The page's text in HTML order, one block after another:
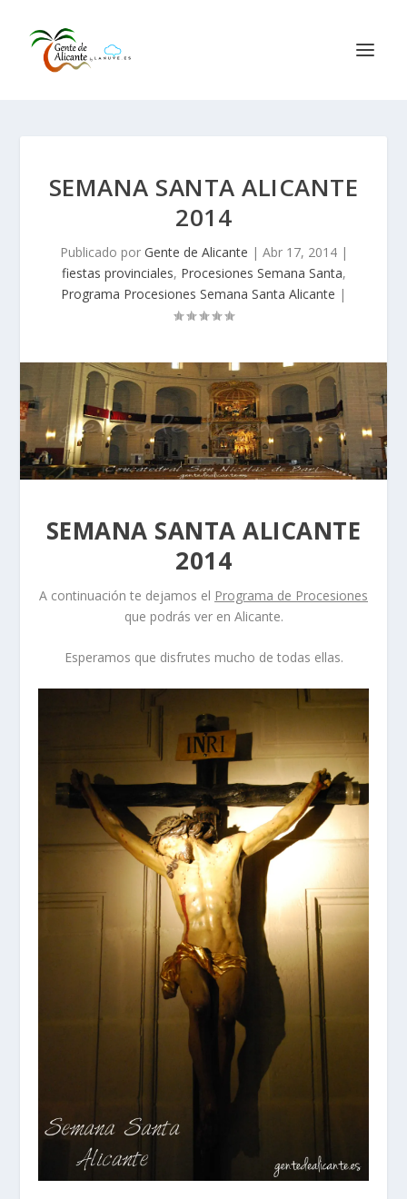
SEMANA SANTA ALICANTE
2014
Publicado por Gente de Alicante | Abr 17, 2014|
fiestas provinciales, Procesiones Semana Santa,
Programa Procesiones Semana Santa Alicante |
SEMANA SANTA ALICANTE
2014
A continuación te dejamos el Programa de Procesiones
que podrás ver en Alicante.
Esperamos que disfrutes mucho de todas ellas.